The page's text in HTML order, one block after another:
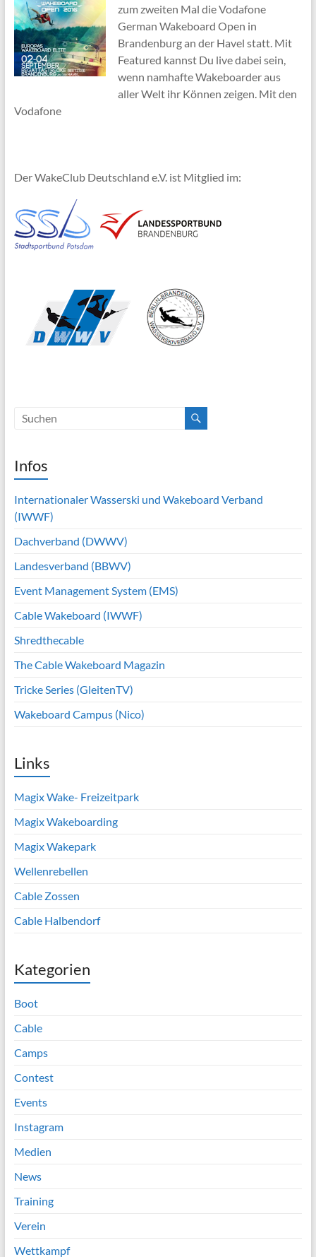
zum zweiten Mal die Vodafone
German Wakeboard Open in
Brandenburg an der Havel statt. Mit
Featured kannst Du live dabei sein,
wenn namhafte Wakeboarder aus
aller Welt ihr Können zeigen. Mit den
Vodafone
Der WakeClub Deutschland e.V. ist Mitglied im:
Infos
Internationaler Wasserski und Wakeboard Verband
(IWWF)
Dachverband (DWWV)
Landesverband (BBWV)
Event Management System (EMS)
Cable Wakeboard (IWWF)
Shredthecable
The Cable Wakeboard Magazin
Tricke Series (GleitenTV)
Wakeboard Campus (Nico)
Links
Magix Wake- Freizeitpark
Magix Wakeboarding
Magix Wakepark
Wellenrebellen
Cable Zossen
Cable Halbendorf
Kategorien
Boot
Cable
Camps
Contest
Events
Instagram
Medien
News
Training
Verein
Wettkampf